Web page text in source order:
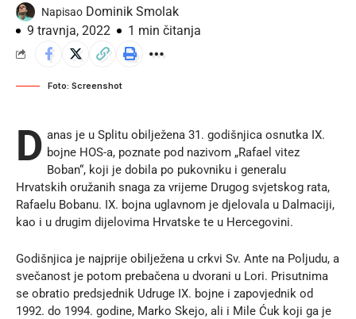
Napisao Dominik Smolak
9 travnja, 2022
1 min čitanja
Foto: Screenshot
D anas je u Splitu obilježena 31. godišnjica osnutka IX.
bojne HOS-a, poznate pod nazivom „Rafael vitez
Boban“, koji je dobila po pukovniku i generalu
Hrvatskih oružanih snaga za vrijeme Drugog svjetskog rata,
Rafaelu Bobanu. IX. bojna uglavnom je djelovala u Dalmaciji,
kao i u drugim dijelovima Hrvatske te u Hercegovini.
Godišnjica je najprije obilježena u crkvi Sv. Ante na Poljudu, a
svečanost je potom prebačena u dvorani u Lori. Prisutnima
se obratio predsjednik Udruge IX. bojne i zapovjednik od
1992. do 1994. godine, Marko Skejo, ali i Mile Ćuk koji ga je